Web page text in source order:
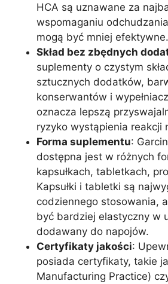
HCA są uznawane za
wspomaganiu
mogą być mniej efektywne.
Skład bez zbędnych
suplementy o czystym
sztucznych dodatków,
konserwantów i
oznacza lepszą
ryzyko wystąpienia reakcji
Forma suplementu:
dostępna jest w różnych
kapsułkach, tabletkach,
Kapsułki i tabletki są
codziennego stosowania,
być bardziej elastyczny w
dodawany do napojów.
Certyfikaty jakości:
posiada certyfikaty, takie
Manufacturing Practice)